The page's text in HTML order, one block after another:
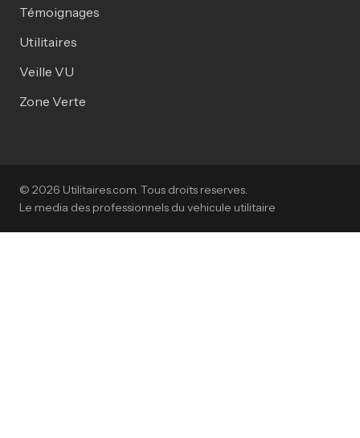
Témoignages
Utilitaires
Veille VU
Zone Verte
© 2026 Utilitaires.com. Tous droits reserves.
Le media des professionnels du vehicule utilitaire